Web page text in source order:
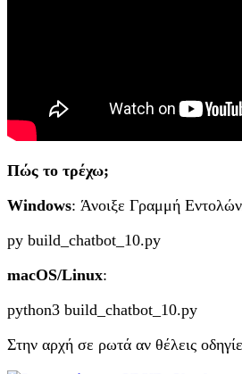
Πώς το τρέχω;
Windows: Άνοιξε Γραμμή
py build_chatbot_10.py
macOS/Linux:
python3 build_chatbot_10.py
Στην αρχή σε ρωτά αν θέλεις